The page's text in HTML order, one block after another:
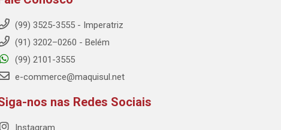
(99) 3525-3555 - Imperatriz
(91) 3202–0260 - Belém
(99) 2101-3555
e-commerce@maquisul.net
nos nas Redes Sociais
Instagram